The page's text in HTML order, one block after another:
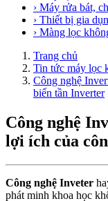
› Máy rửa bát,
› Thiết bị gia
› Màng lọc
Trang chủ
Tin tức máy lọc
Công nghệ
biến tần Inverter
Công nghệ
lợi ích của
Công nghệ Inveter
phát minh khoa học